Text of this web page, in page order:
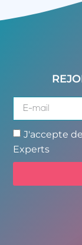
J'accepte
Experts